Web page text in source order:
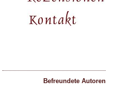
Befreundete Autoren